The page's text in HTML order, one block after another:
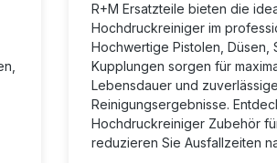
R+M Ersatzteile bieten die
Hochdruckreiniger im
Hochwertige Pistolen, Düsen,
Kupplungen sorgen für
Lebensdauer und zuverlässige
Reinigungsergebnisse.
Hochdruckreiniger Zubehör
reduzieren Sie Ausfallzeiten